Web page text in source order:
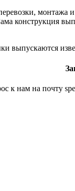
конструкция
выпускаются
к нам на почту